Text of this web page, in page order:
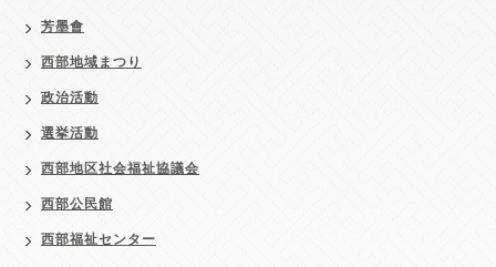
芳墨會
西部地域まつり
政治活動
選挙活動
西部地区社会福祉協議会
西部公民館
西部福祉センター